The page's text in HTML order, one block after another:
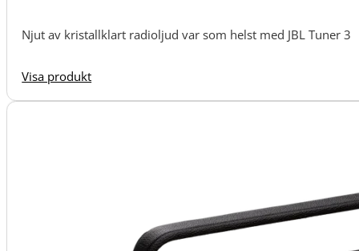
Njut av kristallklart radioljud var som helst med JBL Tuner 3
Visa produkt